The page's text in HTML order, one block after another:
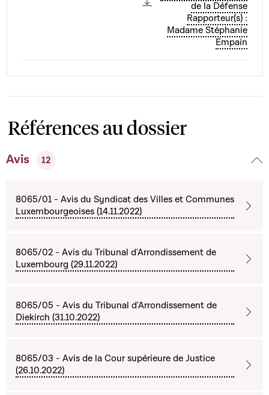
de la Défense
Rapporteur(s) :
Madame Stéphanie
Empain
Références au dossier
Avis 12
8065/01 - Avis du Syndicat des Villes et Communes
Luxembourgeoises (14.11.2022)
8065/02 - Avis du Tribunal d'Arrondissement de
Luxembourg (29.11.2022)
8065/05 - Avis du Tribunal d'Arrondissement de
Diekirch (31.10.2022)
8065/03 - Avis de la Cour supérieure de Justice
(26.10.2022)